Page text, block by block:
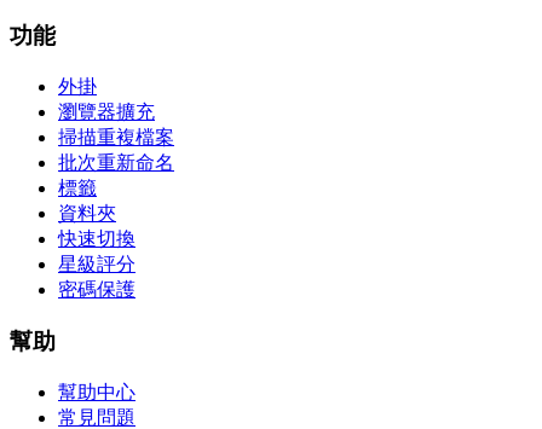
功能
外掛
瀏覽器擴充
掃描重複檔案
批次重新命名
標籤
資料夾
快速切換
星級評分
密碼保護
幫助
幫助中心
常見問題